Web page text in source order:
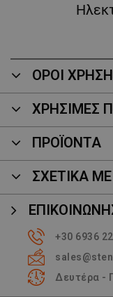
ΟΡΟΙ
ΧΡΗΣΙΜΕΣ
ΠΡΟΪΌΝΤΑ
ΣΧΕΤΙΚΑ
+30 6936
Δευτέρα -